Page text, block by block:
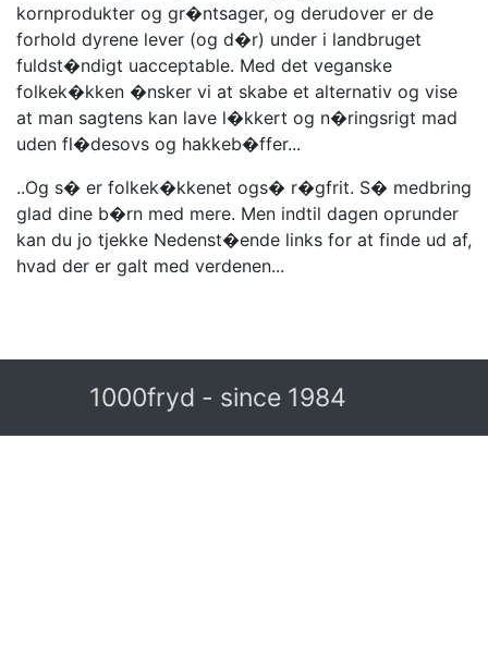
kornprodukter og gr�ntsager, og derudover er de
forhold dyrene lever (og d�r) under i landbruget
fuldst�ndigt uacceptable. Med det veganske
folkek�kken �nsker vi at skabe et alternativ og vise
at man sagtens kan lave l�kkert og n�ringsrigt mad
uden fl�desovs og hakkeb�ffer...
..Og s� er folkek�kkenet ogs� r�gfrit. S� medbring
glad dine b�rn med mere. Men indtil dagen oprunder
kan du jo tjekke Nedenst�ende links for at finde ud af,
hvad der er galt med verdenen...
1000fryd - since 1984